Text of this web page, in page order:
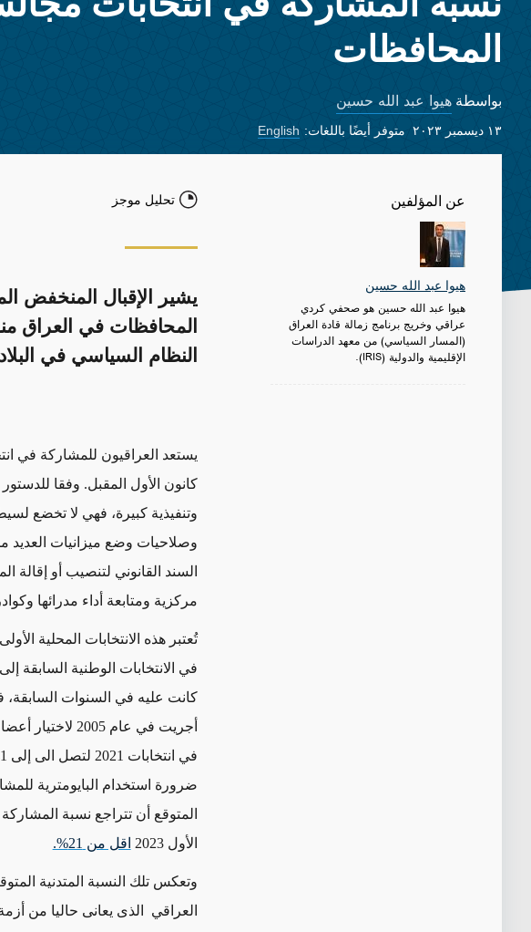
المحافظات
بواسطة هيوا عبد الله حسين
١٣ ديسمبر ٢٠٢٣ متوفر أيضًا باللغات: English
عن المؤلفين
هيوا عبد الله حسين
هيوا عبد الله حسين هو صحفي كردي
عراقي وخريج برنامج زمالة قادة العراق
(المسار السياسي) من معهد الدراسات
الإقليمية والدولية (IRIS).
تحليل موجز
يشير الإقبال المنخفض
المحافظات في العراق
النظام السياسي في
كانون الأول المقبل. وفقا
وتنفيذية كبيرة، فهي لا تخضع
وصلاحيات وضع ميزانيات
السند القانوني لتنصيب أو إقالة
مركزية ومتابعة أداء مدرائها
تُعتبر هذه الانتخابات المحلية
في الانتخابات الوطنية السابقة
كانت عليه في السنوات السابقة،
في انتخابات 2021 لتصل الى إلى 41%. ونتيجة
ضرورة استخدام البايومترية
المتوقع أن تتراجع نسبة
الأول 2023
اقل من 21%.
وتعكس تلك النسبة المتدنية
العراقي الذى يعانى حاليا من